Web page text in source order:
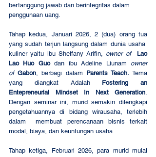
bertanggung jawab dan berintegritas dalam
penggunaan uang.
Tahap kedua, Januari 2026, 2 (dua) orang tua
yang sudah terjun langsung dalam dunia usaha
kuliner yaitu ibu Shelfany Arifin, owner of Lao
Lao Huo Guo dan ibu Adeline Liunam owner
of Gabon, berbagi dalam Parents Teach. Tema
yang diangkat Adalah Fostering an
Entepreneurial Mindset In Next Generation.
Dengan seminar ini, murid semakin dilengkapi
pengetahuannya di bidang wirausaha, terlebih
dalam  membuat perencanaan bisnis terkait
modal, biaya, dan keuntungan usaha.
Tahap ketiga, Februari 2026, para murid mulai